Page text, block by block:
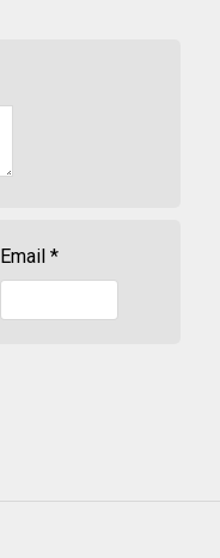
Email *